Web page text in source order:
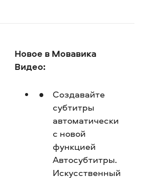
Новое в Мовавика
Видео:
Создавайте
субтитры
автоматически
с новой
функцией
Автосубтитры.
Искусственный